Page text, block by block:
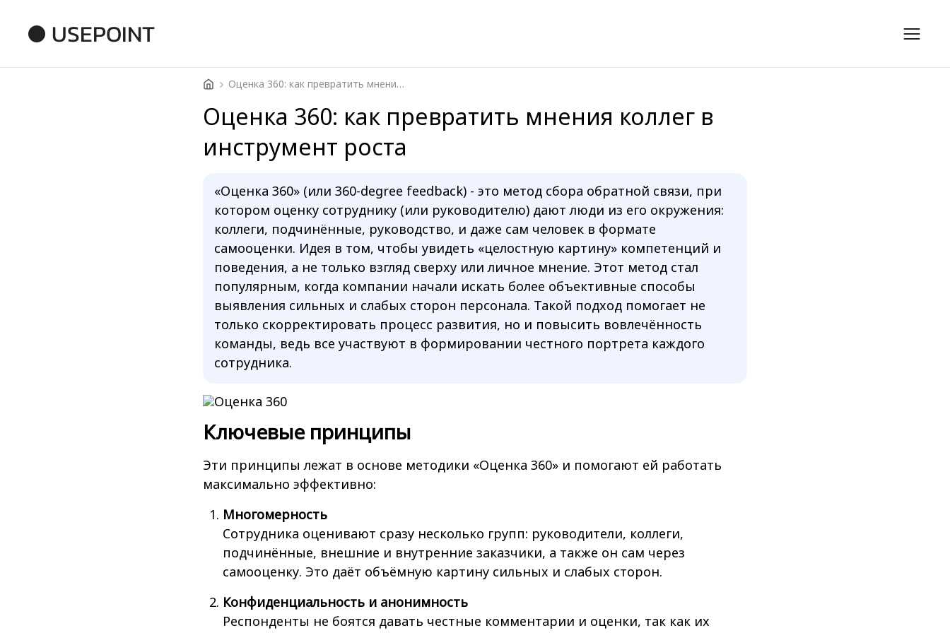
USEPOINT
Оценка 360: как превратить мнения коллег в инструмент роста
Оценка 360: как превратить мнения коллег в
инструмент роста
«Оценка 360» (или 360-degree feedback) - это метод сбора обратной связи, при
котором оценку сотруднику (или руководителю) дают люди из его окружения:
коллеги, подчинённые, руководство, и даже сам человек в формате
самооценки. Идея в том, чтобы увидеть «целостную картину» компетенций и
поведения, а не только взгляд сверху или личное мнение. Этот метод стал
популярным, когда компании начали искать более объективные способы
выявления сильных и слабых сторон персонала. Такой подход помогает не
только скорректировать процесс развития, но и повысить вовлечённость
команды, ведь все участвуют в формировании честного портрета каждого
сотрудника.
Ключевые принципы
Эти принципы лежат в основе методики «Оценка 360» и помогают ей работать
максимально эффективно:
Многомерность
Сотрудника оценивают сразу несколько групп: руководители, коллеги,
подчинённые, внешние и внутренние заказчики, а также он сам через
самооценку. Это даёт объёмную картину сильных и слабых сторон.
Конфиденциальность и анонимность
Респонденты не боятся давать честные комментарии и оценки, так как их